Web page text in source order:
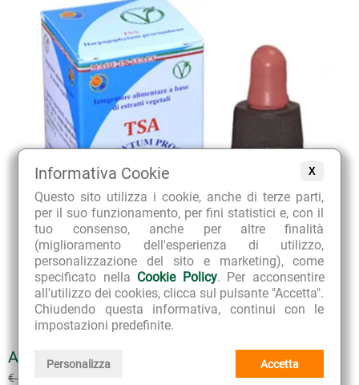
X
Informativa Cookie
Questo sito utilizza i cookie, anche di terze parti,
per il suo funzionamento, per fini statistici e, con il
tuo consenso, anche per altre finalità
(miglioramento dell'esperienza di utilizzo,
personalizzazione del sito e marketing), come
specificato nella Cookie Policy. Per acconsentire
all'utilizzo dei cookies, clicca sul pulsante "Accetta".
Chiudendo questa informativa, continui con le
impostazioni predefinite.
Personalizza Accetta
ARTIGLIO DEL DIAVOLO TINTURA MADRE TSA
€ 15.20